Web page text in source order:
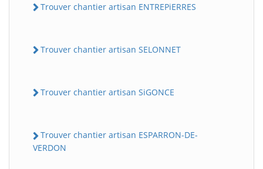
Trouver chantier artisan ENTREPiERRES
Trouver chantier artisan SELONNET
Trouver chantier artisan SiGONCE
Trouver chantier artisan ESPARRON-DE-
VERDON